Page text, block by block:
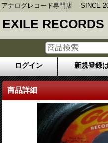
アナログレコード専門店 SINCE
EXILE RECORDS
ログイン 新規登録
商品詳細